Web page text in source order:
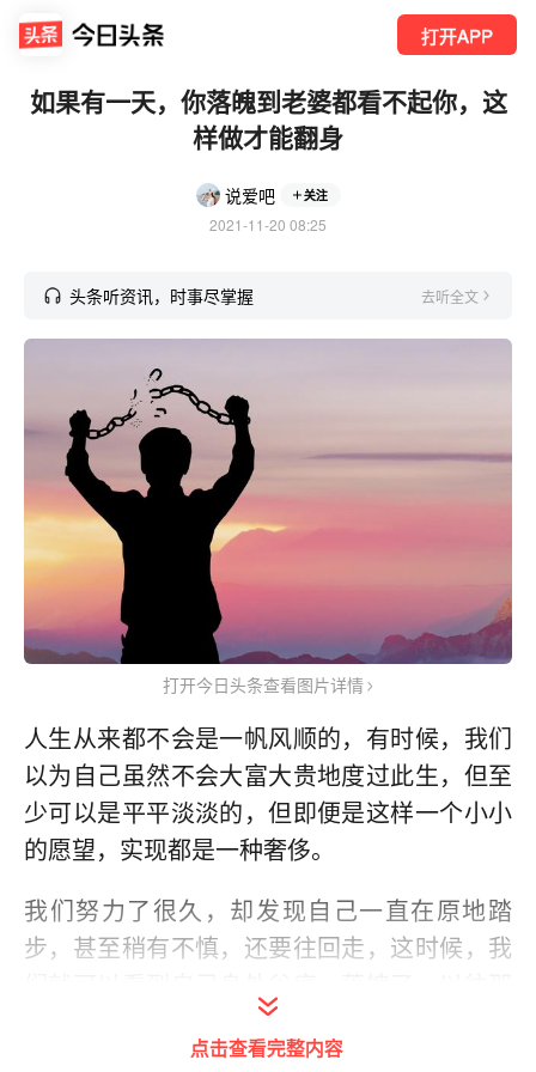
打开APP
如果有一天，你落魄到老婆都看不起你，这
样做才能翻身
说爱吧 关注
2021-11-20 08:25
头条听资讯，时事尽掌握 去听全文
打开今日头条查看图片详情
人生从来都不会是一帆风顺的，有时候，我们
以为自己虽然不会大富大贵地度过此生，但至
少可以是平平淡淡的，但即便是这样一个小小
的愿望，实现都是一种奢侈。
我们努力了很久，却发现自己一直在原地踏
步，甚至稍有不慎，还要往回走，这时候，我
些推杯换盏的朋友，此时此刻一个都看不到
点击查看完整内容